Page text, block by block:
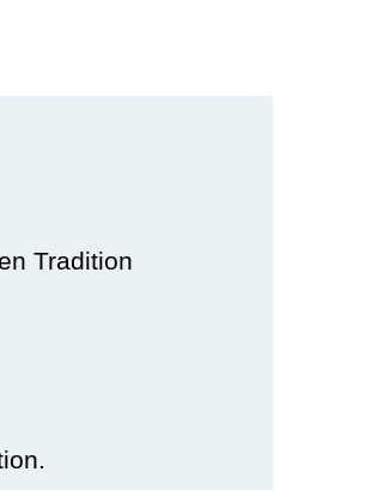
Tradition